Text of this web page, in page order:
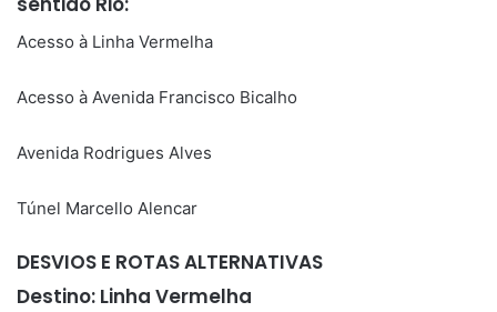
Acesso à Linha Vermelha
Acesso à Avenida Francisco Bicalho
Avenida Rodrigues Alves
Túnel Marcello Alencar
DESVIOS E ROTAS ALTERNATIVAS
Destino: Linha Vermelha